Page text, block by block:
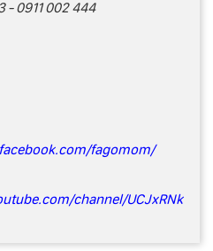
- 0911 002 444
fagomom/
channel/UCJxRNk